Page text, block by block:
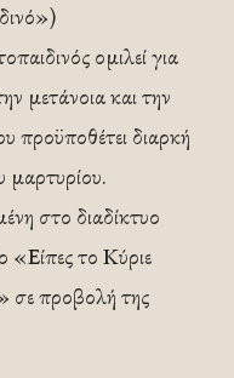
ομιλεί για
μετάνοια και την
προϋποθέτει διαρκή
μαρτυρίου.
στο διαδίκτυο
το Κύριε
σε προβολή της